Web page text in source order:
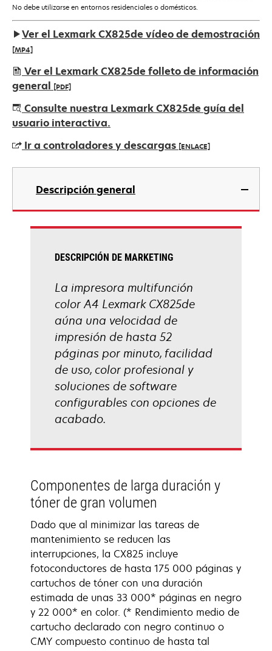
No debe utilizarse en entornos residenciales o domésticos.
Ver el Lexmark CX825de vídeo de demostración
[MP4]
Ver el Lexmark CX825de folleto de información
general [PDF]
se
abre
una
pestaña
Consulte nuestra Lexmark CX825de guía del
usuario interactiva.
Ir a controladores y descargas [ENLACE]
se
una
pestaña
Descripción general
DESCRIPCIÓN DE MARKETING
La impresora multifunción
color A4 Lexmark CX825de
aúna una velocidad de
impresión de hasta 52
páginas por minuto, facilidad
de uso, color profesional y
soluciones de software
configurables con opciones de
acabado.
Componentes de larga duración y
tóner de gran volumen
Dado que al minimizar las tareas de
mantenimiento se reducen las
interrupciones, la CX825 incluye
fotoconductores de hasta 175 000 páginas y
cartuchos de tóner con una duración
estimada de unas 33 000* páginas en negro
y 22 000* en color. (* Rendimiento medio de
cartucho declarado con negro continuo o
CMY compuesto continuo de hasta tal